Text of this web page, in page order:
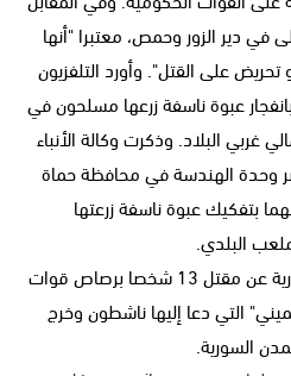
في دير الزور وحمص، معتبرا "أنها
على القتل". وأورد التلفزيون
عبوة ناسفة زرعها مسلحون في
غربي البلاد. وذكرت وكالة الأنباء
وحدة الهندسة في محافظة حماة
بتفكيك عبوة ناسفة زرعتها
البلدي.
أعلنت الهيئة العامة للثورة السورية عن مقتل 13 شخصا برصاص قوات
التي دعا إليها ناشطون وخرج
السورية.